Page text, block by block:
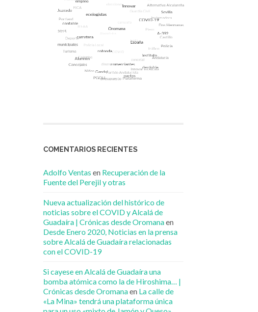
COMENTARIOS RECIENTES
Adolfo Ventas en Recuperación de la
Fuente del Perejil y otras
Nueva actualización del histórico de
noticias sobre el COVID y Alcalá de
Guadaíra | Crónicas desde Oromanaen
Desde Enero 2020, Noticias en la prensa
sobre Alcalá de Guadaíra relacionadas
con el COVID-19
Si cayese en Alcalá de Guadaíra una
bomba atómica como la de Hiroshima… |
Crónicas desde Oromanaen La calle de
«La Mina» tendrá una plataforma única